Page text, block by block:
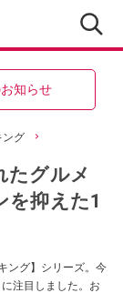
知らせ
ング
たグルメ
を抑えた1
ング】シリーズ。今
注目しました。お